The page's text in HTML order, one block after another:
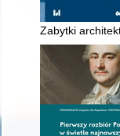
Zabytki